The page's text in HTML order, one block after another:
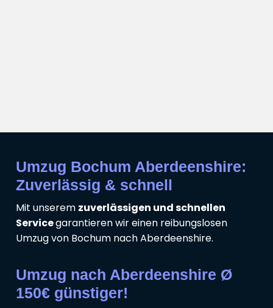
Umzug Bochum Aberdeenshire:
Zuverlässig & schnell
Mit unserem zuverlässigen und schnellen
Servicegarantieren wir einen reibungslosen
Umzug von Bochum nach Aberdeenshire.
Umzug nach Aberdeenshire Ø
150€ günstiger!